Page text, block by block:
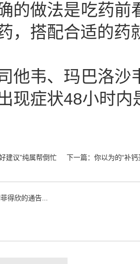
的做法是吃药
，搭配合适的药
他韦、玛巴洛沙
现症状48小时
建议”纯属帮倒忙 下一篇： 你以为的“补
得欣的通告...